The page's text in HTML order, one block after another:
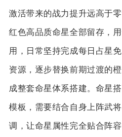
激活带来的战力提升远高于
红色高品质命星全部留存，
用，日常坚持完成每日占星
资源，逐步替换前期过渡的
成整套命星体系搭建。命星
模板，需要结合自身上阵武
调，让命星属性完全贴合阵